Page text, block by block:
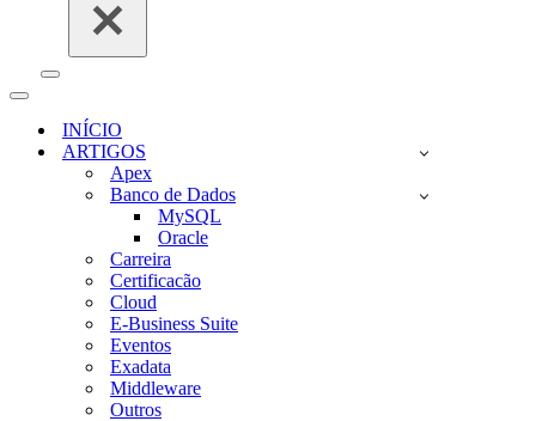
Menu
navegação
Menu
navegaçãoINÍCIO
ARTIGOS
Apex
Banco de Dados
MySQL
Oracle
Carreira
Certificacão
Cloud
E-Business Suite
Eventos
Exadata
Middleware
Outros